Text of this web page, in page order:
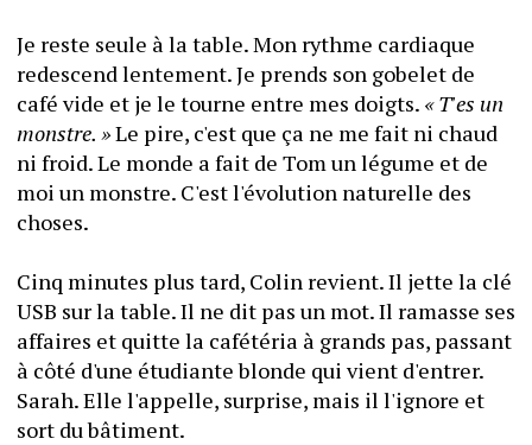
Je reste seule à la table. Mon rythme cardiaque
redescend lentement. Je prends son gobelet de
café vide et je le tourne entre mes doigts. « T'es un
monstre. » Le pire, c'est que ça ne me fait ni chaud
ni froid. Le monde a fait de Tom un légume et de
moi un monstre. C'est l'évolution naturelle des
choses.
Cinq minutes plus tard, Colin revient. Il jette la clé
USB sur la table. Il ne dit pas un mot. Il ramasse ses
affaires et quitte la cafétéria à grands pas, passant
à côté d'une étudiante blonde qui vient d'entrer.
Sarah. Elle l'appelle, surprise, mais il l'ignore et
sort du bâtiment.